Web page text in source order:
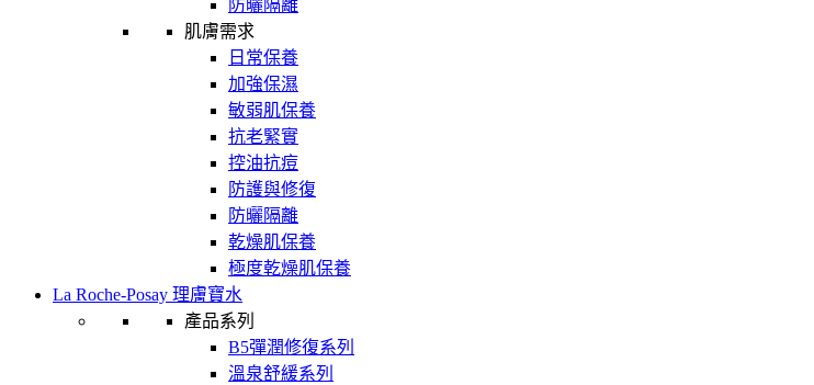
防曬隔離
肌膚需求
日常保養
加強保濕
敏弱肌保養
抗老緊實
控油抗痘
防護與修復
防曬隔離
乾燥肌保養
極度乾燥肌保養
La Roche-Posay 理膚寶水
產品系列
B5彈潤修復系列
溫泉舒緩系列